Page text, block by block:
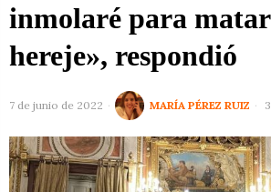
inmolaré para
hereje», respondió
7 de junio de 2022 MARÍA PÉREZ RUIZ